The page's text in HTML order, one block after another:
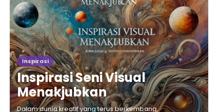
Inspirasi
Inspirasi Seni Visual
Menakjubkan
Dalam dunia kreatif yang terus berkembang,